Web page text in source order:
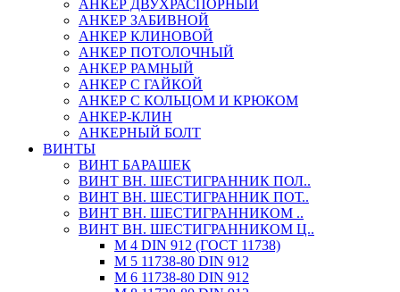
АНКЕР ДВУХРАСПОРНЫЙ
АНКЕР ЗАБИВНОЙ
АНКЕР КЛИНОВОЙ
АНКЕР ПОТОЛОЧНЫЙ
АНКЕР РАМНЫЙ
АНКЕР С ГАЙКОЙ
АНКЕР С КОЛЬЦОМ И КРЮКОМ
АНКЕР-КЛИН
АНКЕРНЫЙ БОЛТ
ВИНТЫ
ВИНТ БАРАШЕК
ВИНТ ВН. ШЕСТИГРАННИК ПОЛ..
ВИНТ ВН. ШЕСТИГРАННИК ПОТ..
ВИНТ ВН. ШЕСТИГРАННИКОМ ..
ВИНТ ВН. ШЕСТИГРАННИКОМ Ц..
М 4 DIN 912 (ГОСТ 11738)
М 5 11738-80 DIN 912
М 6 11738-80 DIN 912